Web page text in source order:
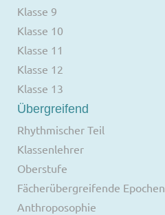
Klasse 9
Klasse 10
Klasse 11
Klasse 12
Klasse 13
Übergreifend
Rhythmischer Teil
Klassenlehrer
Oberstufe
Fächerübergreifende Epochen
Anthroposophie